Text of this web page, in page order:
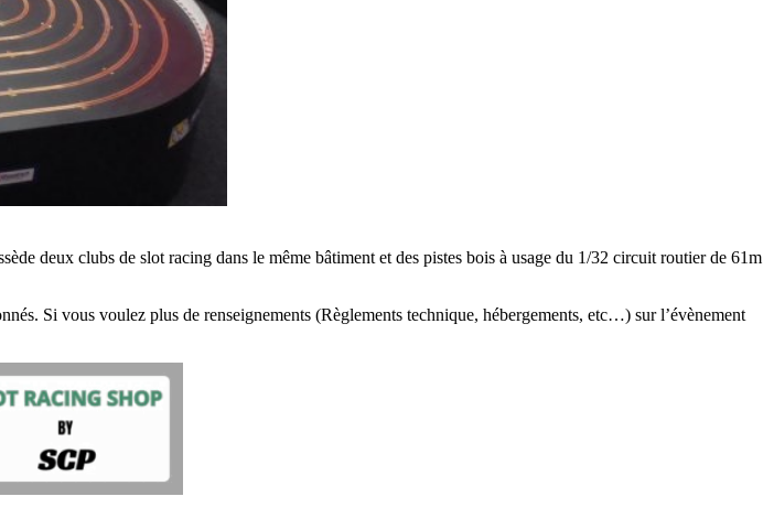
deux clubs de slot racing dans le même bâtiment et des pistes bois à usage du 1/32 circuit routier de 61m
Si vous voulez plus de renseignements (Règlements technique, hébergements, etc…) sur l’évènement